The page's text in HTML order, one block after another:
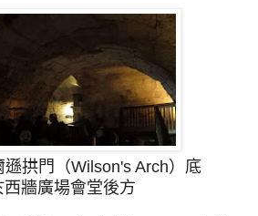
遜拱門（Wilson's Arch）底
西牆廣場會堂後方